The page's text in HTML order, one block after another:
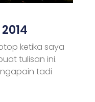
ketika saya
tulisan ini.
tadi